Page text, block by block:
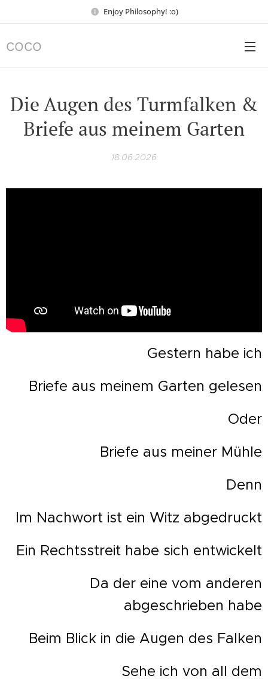
Enjoy Philosophy! :o)
COCO
Die Augen des Turmfalken &
Briefe aus meinem Garten
18.06.2026
Gestern habe ich
Briefe aus meinem Garten gelesen
Oder
Briefe aus meiner Mühle
Denn
Im Nachwort ist ein Witz abgedruckt
Ein Rechtsstreit habe sich entwickelt
Da der eine vom anderen
abgeschrieben habe
Beim Blick in die Augen des Falken
Sehe ich von all dem